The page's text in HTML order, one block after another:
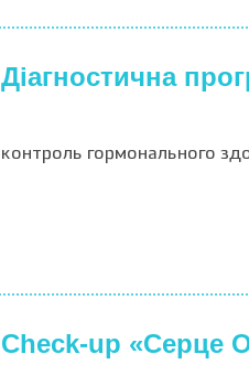
Діагностична
контроль гормонального
Check-up «Серце